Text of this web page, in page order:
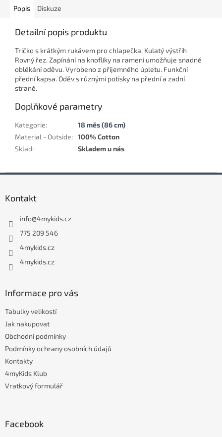
Popis Diskuze
Detailní popis produktu
Tričko s krátkým rukávem pro chlapečka. Kulatý výstřih
Rovný řez. Zapínání na knoflíky na rameni umožňuje snadné
oblékání oděvu. Vyrobeno z příjemného úpletu. Funkční
přední kapsa. Oděv s různými potisky na přední a zadní
straně.
Doplňkové parametry
Kategorie:
18 měs (86 cm)
Material - Outside: 100% Cotton
Sklad: Skladem u nás
Kontakt
info@4mykids.cz
775 209 546
4mykids.cz
4mykids.cz
Informace pro vás
Tabulky velikostí
Jak nakupovat
Obchodní podmínky
Podmínky ochrany osobních údajů
Kontakty
4myKids Klub
Vratkový formulář
Facebook